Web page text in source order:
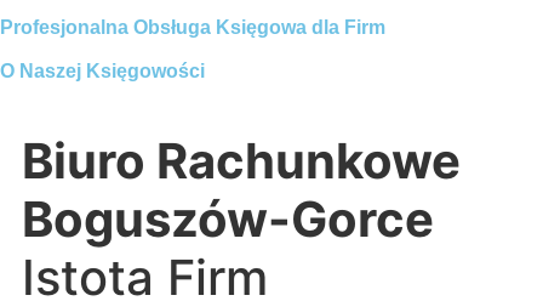
Profesjonalna Obsługa Księgowa dla Firm
O Naszej Księgowości
Biuro Rachunkowe
Boguszów-Gorce
Istota Firm